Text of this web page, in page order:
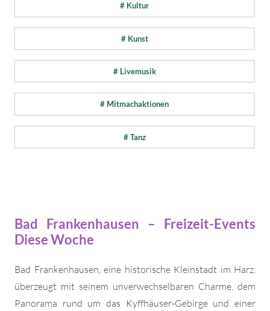
# Kultur
# Kunst
# Livemusik
# Mitmachaktionen
# Tanz
Bad Frankenhausen – Freizeit-Events
Diese Woche
Bad Frankenhausen, eine historische Kleinstadt im Harz,
überzeugt mit seinem unverwechselbaren Charme, dem
Panorama rund um das Kyffhäuser-Gebirge und einer